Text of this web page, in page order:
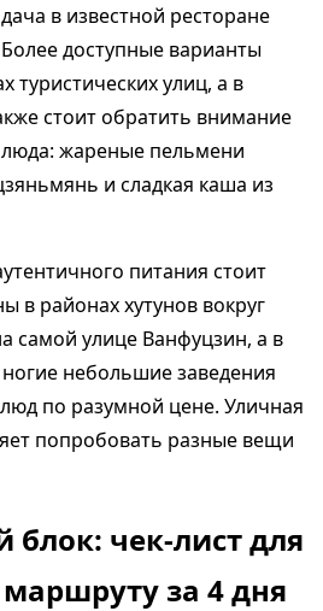
в известной ресторане
доступные варианты
туристических улиц, а в
стоит обратить внимание
жареные пельмени
и сладкая каша из
питания стоит
в районах хутунов вокруг
самой улице Ванфуцзин, а в
небольшие заведения
по разумной цене. Уличная
попробовать разные вещи
блок: чек-лист для
за 4 дня